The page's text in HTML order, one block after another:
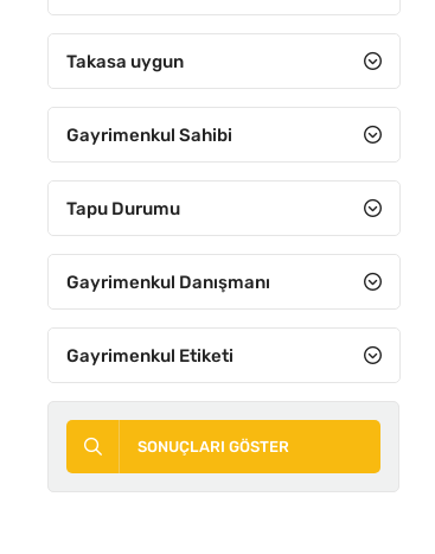
Tercihli Alan
Ticari
Ticari konut
Turizm
Zeytinlik
Takasa uygun
Gayrimenkul Sahibi
Tapu Durumu
Gayrimenkul Danışmanı
Gayrimenkul Etiketi
SONUÇLARI GÖSTER